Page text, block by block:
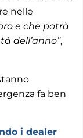
nelle
e che potrà
dell’anno”,
fa ben
i dealer